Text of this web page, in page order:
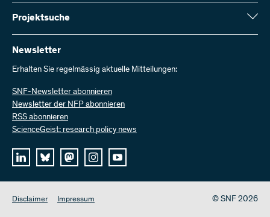
Kontakt aufnehmen
Rechnung senden
Bei uns arbeiten
Offene Stellen
Medienauskünfte
Jahresbericht
Projektsuche
Hier finden Sie umfangreiche Informationen zu den vom SNF
bewilligten Forschungsprojekten und Förderbeiträgen:
Projektsuche
Newsletter
Erhalten Sie regelmässig aktuelle Mitteilungen:
SNF-Newsletter abonnieren
Newsletter der NFP abonnieren
RSS abonnieren
ScienceGeist: research policy news
Disclaimer Impressum © SNF 2026